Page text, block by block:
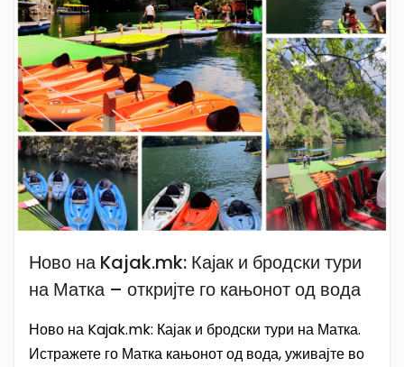
Ново на Kajak.mk: Кајак и бродски тури
на Матка – откријте го кањонот од вода
Ново на Kajak.mk: Кајак и бродски тури на Матка.
Истражете го Матка кањонот од вода, уживајте во